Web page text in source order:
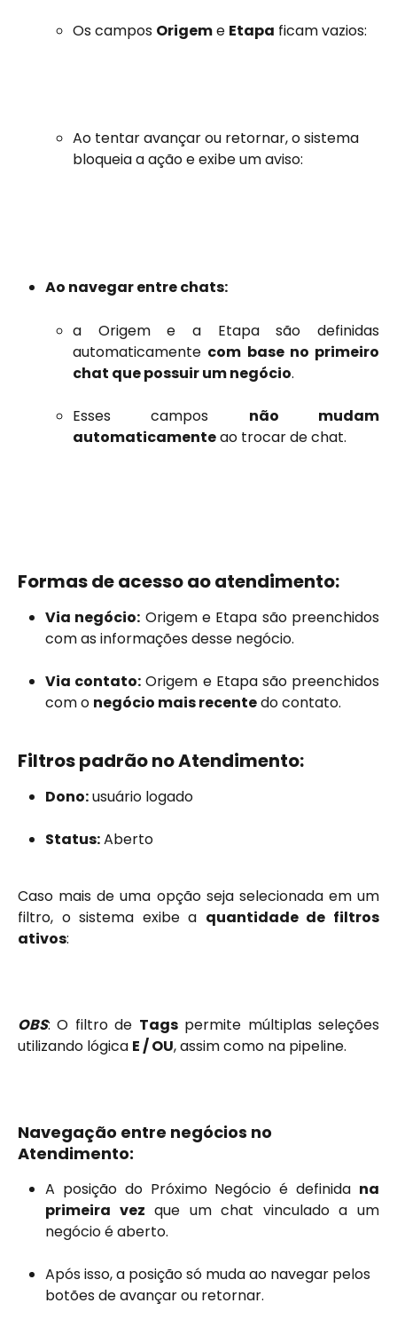
Os campos Origem e Etapa ficam vazios:
Ao tentar avançar ou retornar, o sistema
bloqueia a ação e exibe um aviso:
Ao navegar entre chats:
a Origem e a Etapa são definidas
automaticamente com base no primeiro
chat que possuir um negócio.
Esses campos não mudam
automaticamenteao trocar de chat.
Formas de acesso ao atendimento:
Via negócio: Origem e Etapa são preenchidos
com as informações desse negócio.
Via contato: Origem e Etapa são preenchidos
com o negócio mais recentedo contato.
Filtros padrão no Atendimento:
Dono: usuário logado
Status: Aberto
Caso mais de uma opção seja selecionada em um
filtro, o sistema exibe a quantidade de filtros
ativos:
OBS: O filtro de Tagspermite múltiplas seleções
utilizando lógica E / OU, assim como na pipeline.
Navegação entre negócios no
Atendimento:
A posição do Próximo Negócio é definida na
primeira vez que um chat vinculado a um
negócio é aberto.
Após isso, a posição só muda ao navegar pelos
botões de avançar ou retornar.